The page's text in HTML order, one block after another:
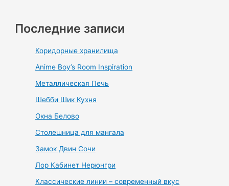
Последние записи
Коридорные хранилища
Anime Boy’s Room Inspiration
Металлическая Печь
Шебби Шик Кухня
Окна Белово
Столешница для мангала
Замок Двин Сочи
Лор Кабинет Нерюнгри
Классические линии – современный вкус